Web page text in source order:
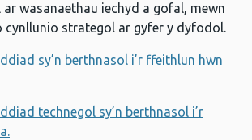
wasanaethau iechyd a gofal, mewn
strategol ar gyfer y dyfodol.
sy’n berthnasol i’r ffeithlun hwn
technegol sy’n berthnasol i’r